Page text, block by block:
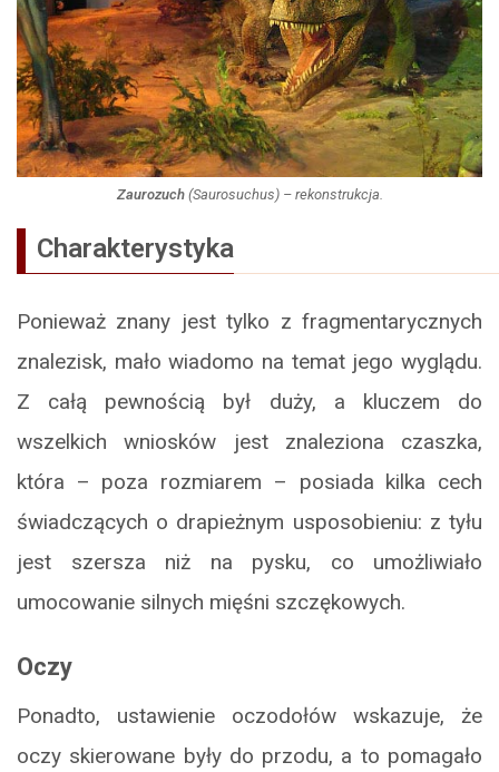
Zaurozuch(Saurosuchus) – rekonstrukcja.
Charakterystyka
Ponieważ znany jest tylko z fragmentarycznych
znalezisk, mało wiadomo na temat jego wyglądu.
Z całą pewnością był duży, a kluczem do
wszelkich wniosków jest znaleziona czaszka,
która – poza rozmiarem – posiada kilka cech
świadczących o drapieżnym usposobieniu: z tyłu
jest szersza niż na pysku, co umożliwiało
umocowanie silnych mięśni szczękowych.
Oczy
Ponadto, ustawienie oczodołów wskazuje, że
oczy skierowane były do przodu, a to pomagało